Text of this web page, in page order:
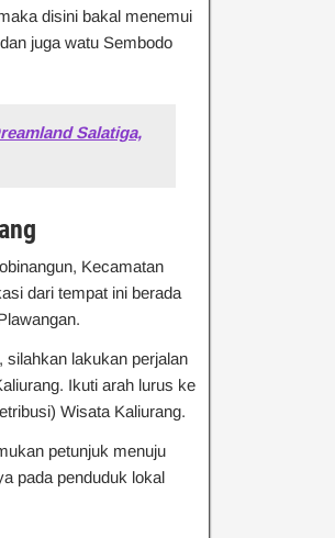
disini bakal menemui
juga watu Sembodo
Salatiga,
Kecamatan
dari tempat ini berada
silahkan lakukan perjalan
Ikuti arah lurus ke
Wisata Kaliurang.
petunjuk menuju
pada penduduk lokal